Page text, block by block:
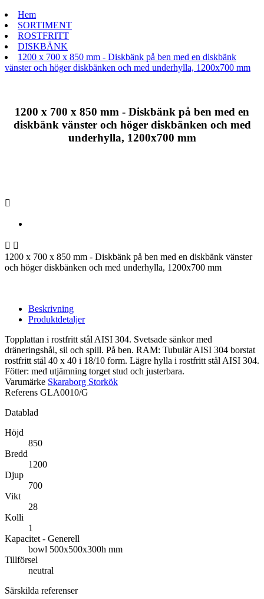
Hem
SORTIMENT
ROSTFRITT
DISKBÄNK
1200 x 700 x 850 mm - Diskbänk på ben med en diskbänk
vänster och höger diskbänken och med underhylla, 1200x700 mm
1200 x 700 x 850 mm - Diskbänk på ben med en
diskbänk vänster och höger diskbänken och med
underhylla, 1200x700 mm

 
1200 x 700 x 850 mm - Diskbänk på ben med en diskbänk vänster
och höger diskbänken och med underhylla, 1200x700 mm
Beskrivning
Produktdetaljer
Topplattan i rostfritt stål AISI 304. Svetsade sänkor med
dräneringshål, sil och spill. På ben. RAM: Tubulär AISI 304 borstat
rostfritt stål 40 x 40 i 18/10 form. Lägre hylla i rostfritt stål AISI 304.
Fötter: med utjämning torget stud och justerbara.
Varumärke Skaraborg Storkök
Referens GLA0010/G
Datablad
Höjd
850
Bredd
1200
Djup
700
Vikt
28
Kolli
1
Kapacitet - Generell
bowl 500x500x300h mm
Tillförsel
neutral
Särskilda referenser